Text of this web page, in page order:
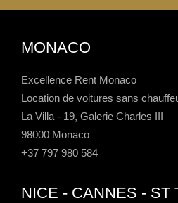
MONACO
Excellence Rent Monaco
Location de voitures sans
La Villa - 19, Galerie Charles III
98000 Monaco
+37 797 980 584
NICE - CANNES - ST